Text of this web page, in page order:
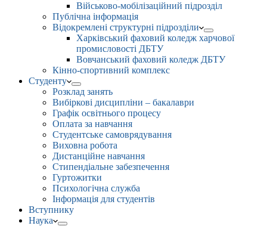
Військово-мобілізаційний підрозділ
Публічна інформація
Відокремлені структурні підрозділи
Харківський фаховий коледж харчової
промисловості ДБТУ
Вовчанський фаховий коледж ДБТУ
Кінно-спортивний комплекс
Студенту
Розклад занять
Вибіркові дисципліни – бакалаври
Графік освітнього процесу
Оплата за навчання
Студентське самоврядування
Виховна робота
Дистанційне навчання
Стипендіальне забезпечення
Гуртожитки
Психологічна служба
Інформація для студентів
Вступнику
Наука